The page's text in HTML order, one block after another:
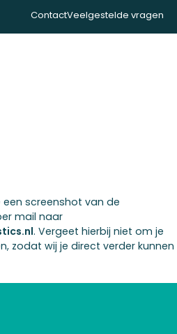
ContactVeelgestelde vragen
screenshot van de
mail naar
. Vergeet hierbij niet om je
zodat wij je direct verder kunnen